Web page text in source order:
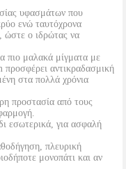
υφασμάτων που
ενώ ταυτόχρονα
ώστε ο ιδρώτας να
πιο μαλακά μίγματα με
αντικραδασμική
στα πολλά χρόνια
προστασία από τους
εσωτερικά, για ασφαλή
πλευρική
μονοπάτι και αν